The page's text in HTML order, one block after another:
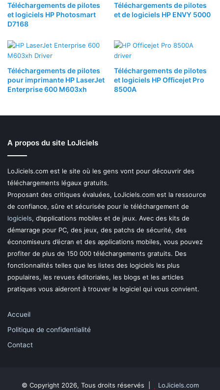
Téléchargements de pilotes
et logiciels HP Photosmart
D7168
Téléchargements de pilotes
et de logiciels HP ENVY 5000
Téléchargements de pilotes
pour imprimante HP LaserJet
Enterprise 600 M603xh
Téléchargements de pilotes
et logiciels HP Officejet Pro
8500A
A propos du site LoJiciels
LoJiciels.com est le site où les gens vont pour découvrir des
téléchargements légaux gratuits.
Proposant des critiques évaluées, LoJiciels.com est la ressource
de confiance, sûre et sécurisée pour le téléchargement de
logiciels, d’applications mobiles et de jeux. Avec des kits de
démarrage pour PC, des jeux, des patchs de sécurité, des
économiseurs d’écran et des applications mobiles, vous pouvez
profiter de plus de 150 000 téléchargements gratuits. Des
fonctionnalités telles que les listes des logiciels les plus
populaires, les revues éditoriales, les blogs et les articles
pratiques vous aideront à trouver le logiciel qui vous convient.
Accueil
Politique de confidentialité
Contact
© Copyright 2026, Tous droits réservés | LoJiciels.com